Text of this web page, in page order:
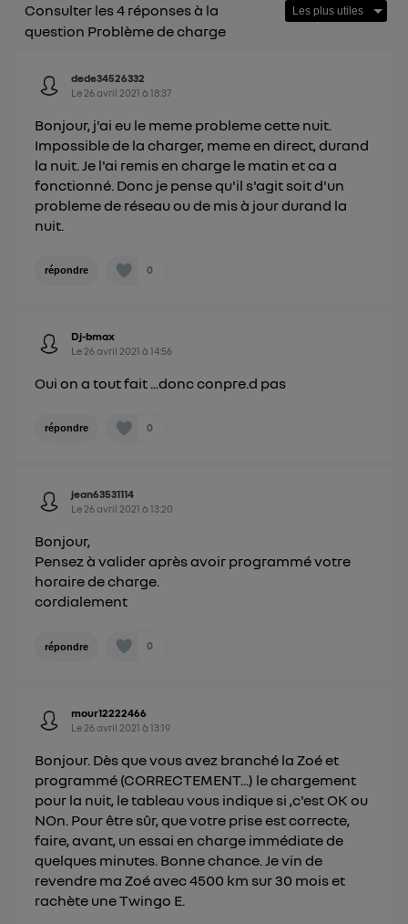
Consulter les 4 réponses à la
question Problème de charge
dede34526332
Le 26 avril 2021 à18:37
Bonjour, j'ai eu le meme probleme cette nuit.
Impossible de la charger, meme en direct, durand
la nuit. Je l'ai remis en charge le matin et ca a
fonctionné. Donc je pense qu'il s'agit soit d'un
probleme de réseau ou de mis à jour durand la
nuit.
répondre 0
Dj-bmax
Le 26 avril 2021 à14:56
Oui on a tout fait ...donc conpre.d pas
répondre 0
jean63531114
Le 26 avril 2021 à13:20
Bonjour,
Pensez à valider après avoir programmé votre
horaire de charge.
cordialement
répondre 0
mour12222466
Le 26 avril 2021 à13:19
Bonjour. Dès que vous avez branché la Zoé et
programmé (CORRECTEMENT...) le chargement
pour la nuit, le tableau vous indique si ,c'est OK ou
NOn. Pour être sûr, que votre prise est correcte,
faire, avant, un essai en charge immédiate de
quelques minutes. Bonne chance. Je vin de
revendre ma Zoé avec 4500 km sur 30 mois et
rachète une Twingo E.
") ou via la page « gérer Utiq » en bas de ce site.
Pour plus d'informations, veuillez consulter
personnelles d'Utiq